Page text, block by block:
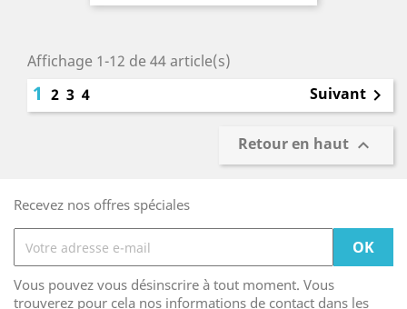
Affichage 1-12 de 44 article(s)
1 2 3 4 Suivant 
Retour en haut 
Recevez nos offres spéciales
Vous pouvez vous désinscrire à tout moment. Vous
trouverez pour cela nos informations de contact dans les